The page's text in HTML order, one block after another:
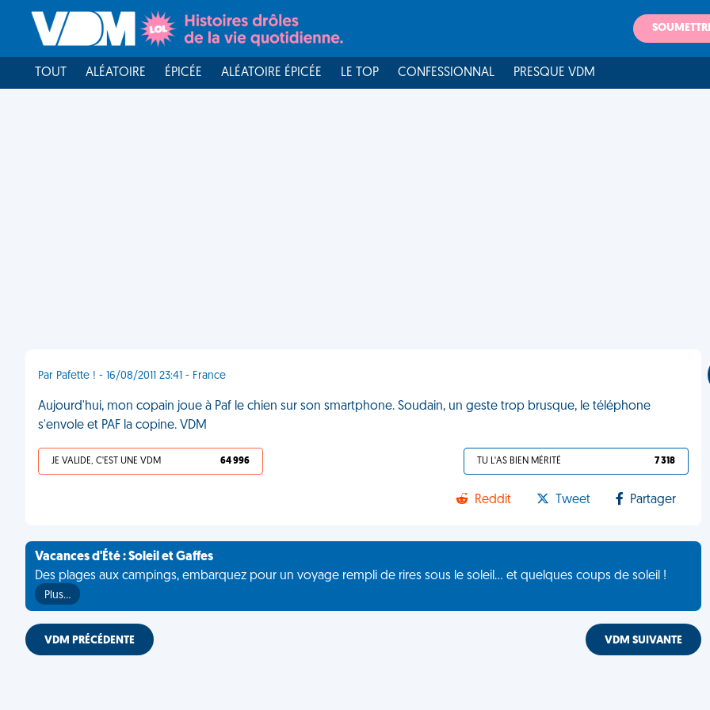
TOUT ALÉATOIRE ÉPICÉE ALÉATOIRE ÉPICÉE LE TOP CONFESSIONNAL PRESQUE VDM
Par Pafette ! - 16/08/2011 23:41 - France
Aujourd'hui, mon copain joue à Paf le chien sur son smartphone. Soudain, un geste trop brusque, le téléphone
s'envole et PAF la copine. VDM
JE VALIDE, C'EST UNE VDM 64 996 TU L'AS BIEN MÉRITÉ 7 318
Reddit Tweet Partager
Vacances d'Été : Soleil et Gaffes
Des plages aux campings, embarquez pour un voyage rempli de rires sous le soleil... et quelques coups de soleil !
Plus…
VDM PRÉCÉDENTE VDM SUIVANTE